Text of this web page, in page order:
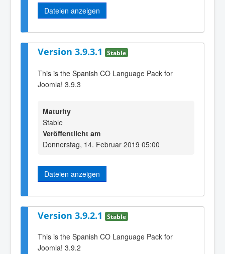
Dateien anzeigen
Version 3.9.3.1 Stable
This is the Spanish CO Language Pack for
Joomla! 3.9.3
Maturity
Stable
Veröffentlicht am
Donnerstag, 14. Februar 2019 05:00
Dateien anzeigen
Version 3.9.2.1 Stable
This is the Spanish CO Language Pack for
Joomla! 3.9.2